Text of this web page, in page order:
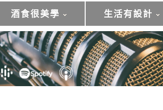
酒食很美學 生活有設計